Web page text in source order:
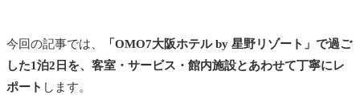
今回の記事では、
「OMO7大阪ホテル by 星野リゾート」で過ご
した1泊2日を、客室・サービス・館内施設とあわせて丁寧にレ
ポート します。